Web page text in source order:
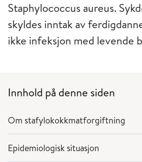
Staphylococcus aureus.
skyldes inntak av
ikke infeksjon med levende
Innhold på denne siden
Om stafylokokkmatforgiftning
Epidemiologisk situasjon